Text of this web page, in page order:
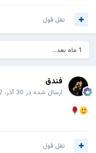
نقل قول
فندق
ارسال شده در 30 آذر، 2022
نقل قول